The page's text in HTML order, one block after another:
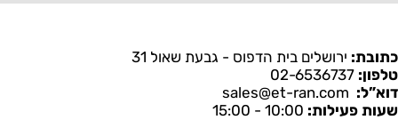
כתובת: ירושלים בית הדפוס - גבעת שאול 31
טלפון:
דוא”ל: sales@et-ran.com
שעות פעילות: